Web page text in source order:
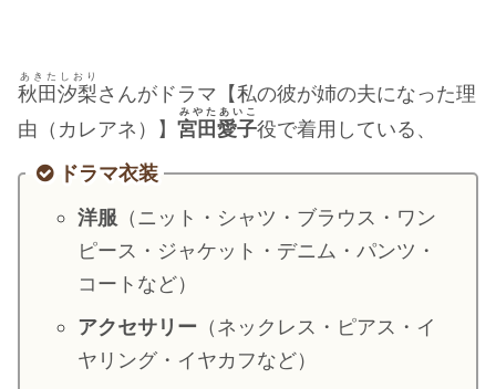
・佐藤健
・ 玉森裕太
・岡田将生
平野紫耀
田中圭
秋田汐梨
あきたしおり
さんがドラマ【私の彼が姉の夫になった理
由（カレアネ）】 宮田愛子
みやたあいこ
役で着用している、
ドラマ衣装
洋服 （ニット・シャツ・ブラウス・ワン
ピース・ジャケット・デニム・パンツ・
コートなど）
アクセサリー （ネックレス・ピアス・イ
ヤリング・イヤカフなど）